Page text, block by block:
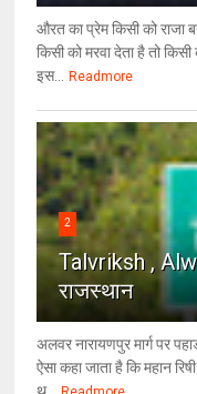
औरत का प्रेम किसी को राजा
किसी को मरवा देता है तो
इस...
Readmore
2
Talvriksh ,
राजस्थान
अलवर नारायणपुर मार्ग पर
ऐसा कहा जाता है कि महान